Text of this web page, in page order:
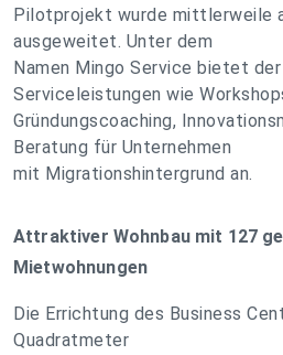
Pilotprojekt wurde mittlerweile
ausgeweitet. Unter dem
Namen Mingo Service bietet der
Serviceleistungen wie
Gründungscoaching,
Beratung für Unternehmen
mit Migrationshintergrund an.
Attraktiver Wohnbau mit 127
Mietwohnungen
Die Errichtung des Business
Quadratmeter